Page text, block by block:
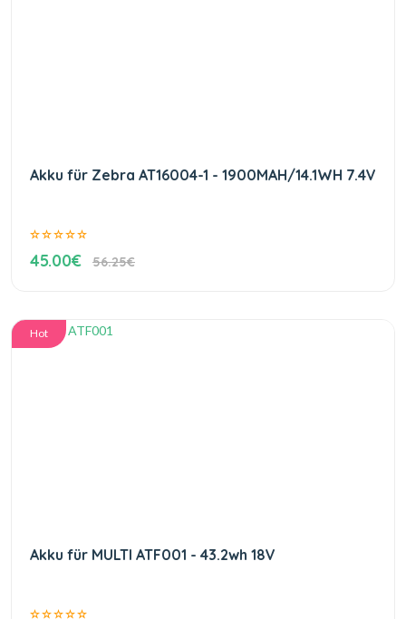
Akku für Zebra AT16004-1 - 1900MAH/14.1WH 7.4V
45.00€ 56.25€
Hot
Akku für MULTI ATF001 - 43.2wh 18V